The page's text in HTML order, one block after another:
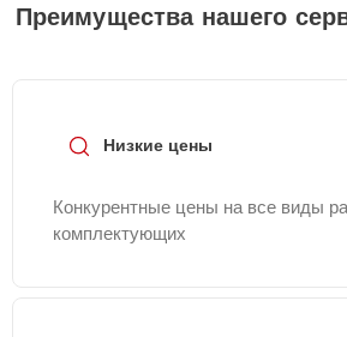
Преимущества нашего
Низкие цены
Конкурентные цены на все виды
комплектующих